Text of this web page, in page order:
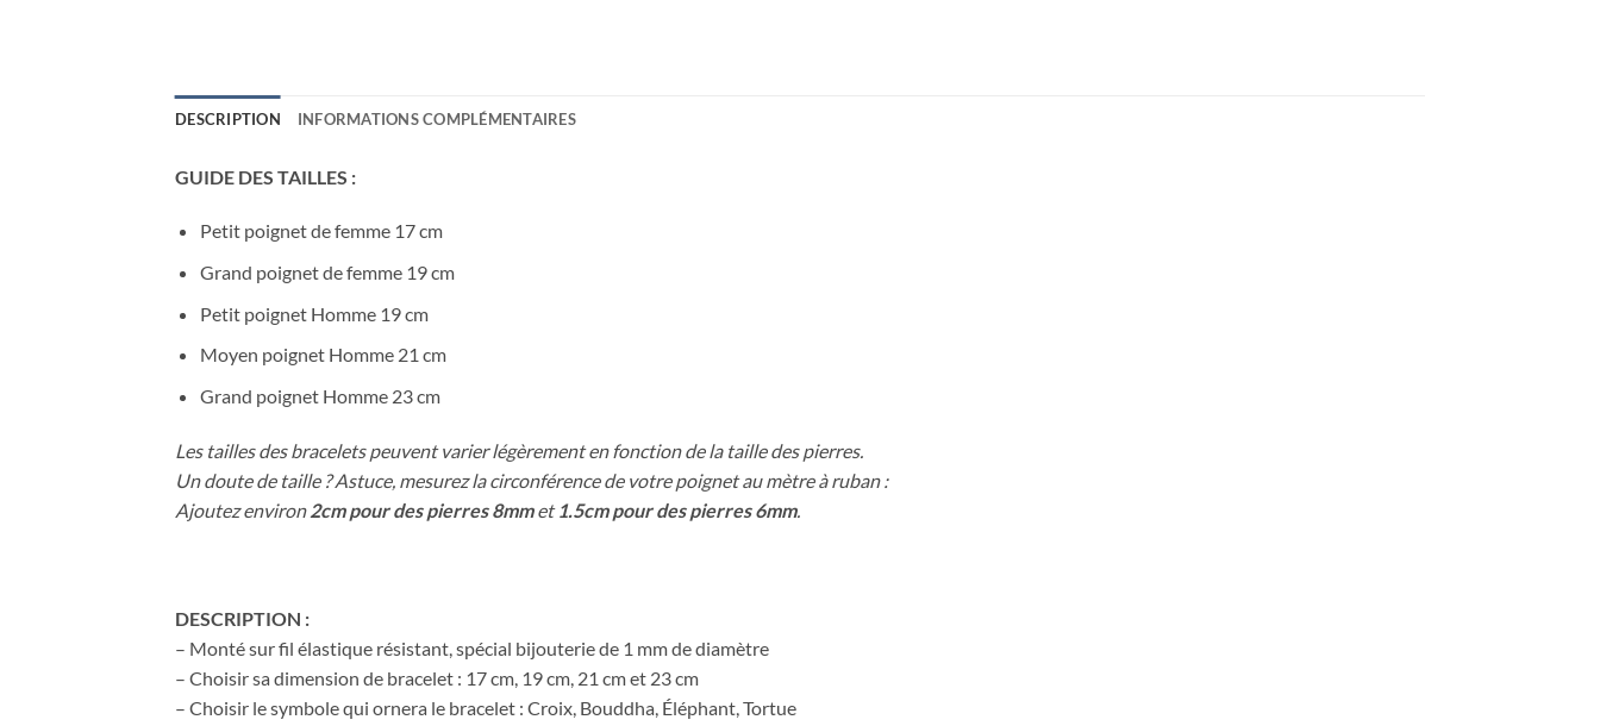
DESCRIPTION INFORMATIONS COMPLÉMENTAIRES
GUIDE DES TAILLES :
Petit poignet de femme 17 cm
Grand poignet de femme 19 cm
Petit poignet Homme 19 cm
Moyen poignet Homme 21 cm
Grand poignet Homme 23 cm
Les tailles des bracelets peuvent varier légèrement en fonction de la taille des pierres.
Un doute de taille ? Astuce, mesurez la circonférence de votre poignet au mètre à ruban :
Ajoutez environ 2cm pour des pierres 8mmet1.5cm pour des pierres 6mm.
DESCRIPTION :
– Monté sur fil élastique résistant, spécial bijouterie de 1 mm de diamètre
– Choisir sa dimension de bracelet : 17 cm, 19 cm, 21 cm et 23 cm
– Choisir le symbole qui ornera le bracelet : Croix, Bouddha, Éléphant, Tortue